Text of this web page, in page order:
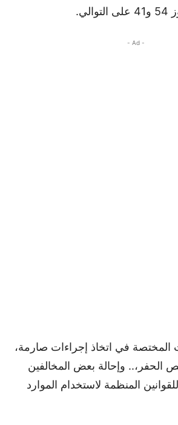
- Ad -
المختصة في اتخاذ إجراءات صارمة،
الحفر،.. وإحالة بعض المخالفين
المنظمة لاستخدام الموارد